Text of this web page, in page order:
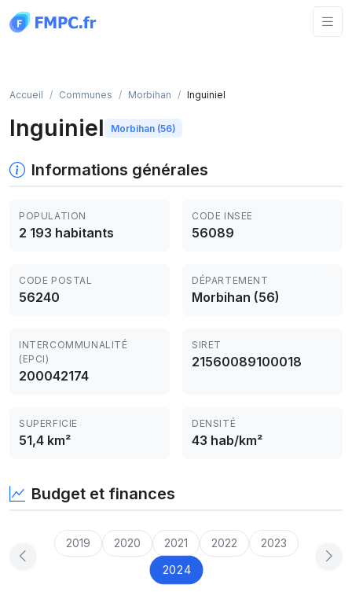
Accueil Communes Morbihan Inguiniel
Inguiniel Morbihan (56)
Informations générales
POPULATION
2 193 habitants
CODE INSEE
56089
CODE POSTAL
56240
DÉPARTEMENT
Morbihan (56)
INTERCOMMUNALITÉ
(EPCI)
200042174
SIRET
21560089100018
SUPERFICIE
51,4 km²
DENSITÉ
43 hab/km²
Budget et finances
2019 2020 2021 2022 2023
2024
Panneau de gestion des cookies